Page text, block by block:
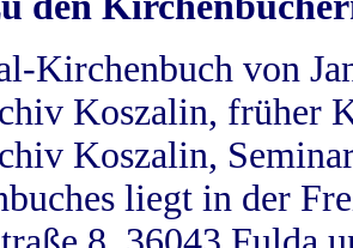
Kirchenbuch von
Koszalin, früher
Koszalin,
liegt in der